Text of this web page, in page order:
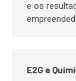
e os
E2G e